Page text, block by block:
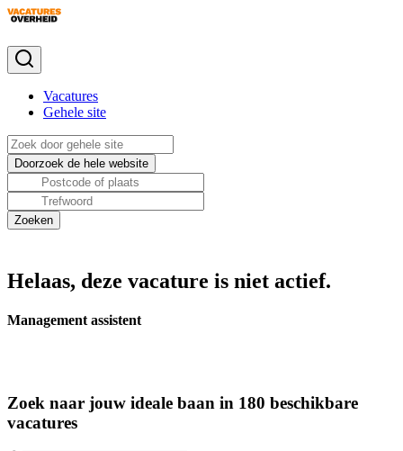
Vacatures
Gehele site
Helaas, deze vacature is niet actief.
Management assistent
Zoek naar jouw ideale baan in 180 beschikbare
vacatures